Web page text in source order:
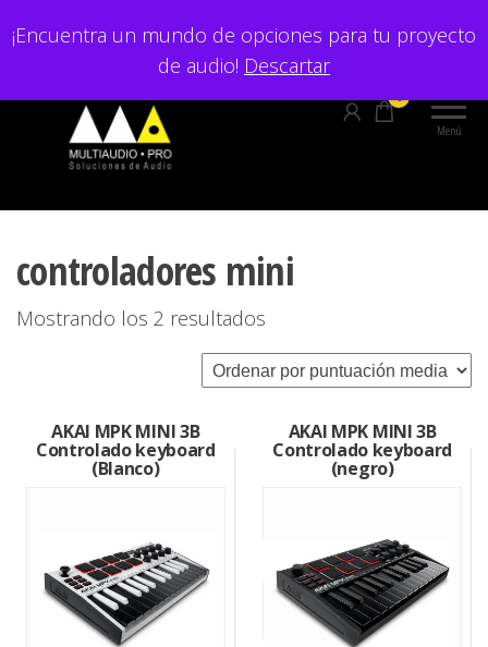
al¡Encuentra un mundo de opciones para tu proyecto
de audio! Descartar
Menú
0
controladores mini
Mostrando los 2 resultados
por
puntuación
AKAI MPK MINI 3B
Controlado keyboard
(Blanco)
AKAI MPK MINI 3B
Controlado keyboard
(negro)